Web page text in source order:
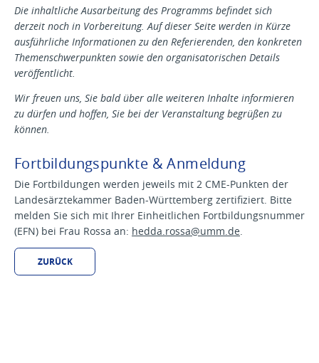
Die inhaltliche Ausarbeitung des Programms befindet sich
derzeit noch in Vorbereitung. Auf dieser Seite werden in Kürze
ausführliche Informationen zu den Referierenden, den konkreten
Themenschwerpunkten sowie den organisatorischen Details
veröffentlicht.
Wir freuen uns, Sie bald über alle weiteren Inhalte informieren
zu dürfen und hoffen, Sie bei der Veranstaltung begrüßen zu
können.
Fortbildungspunkte & Anmeldung
Die Fortbildungen werden jeweils mit 2 CME-Punkten der
Landesärztekammer Baden-Württemberg zertifiziert. Bitte
melden Sie sich mit Ihrer Einheitlichen Fortbildungsnummer
(EFN) bei Frau Rossa an: hedda.rossa@umm.de
ZURÜCK